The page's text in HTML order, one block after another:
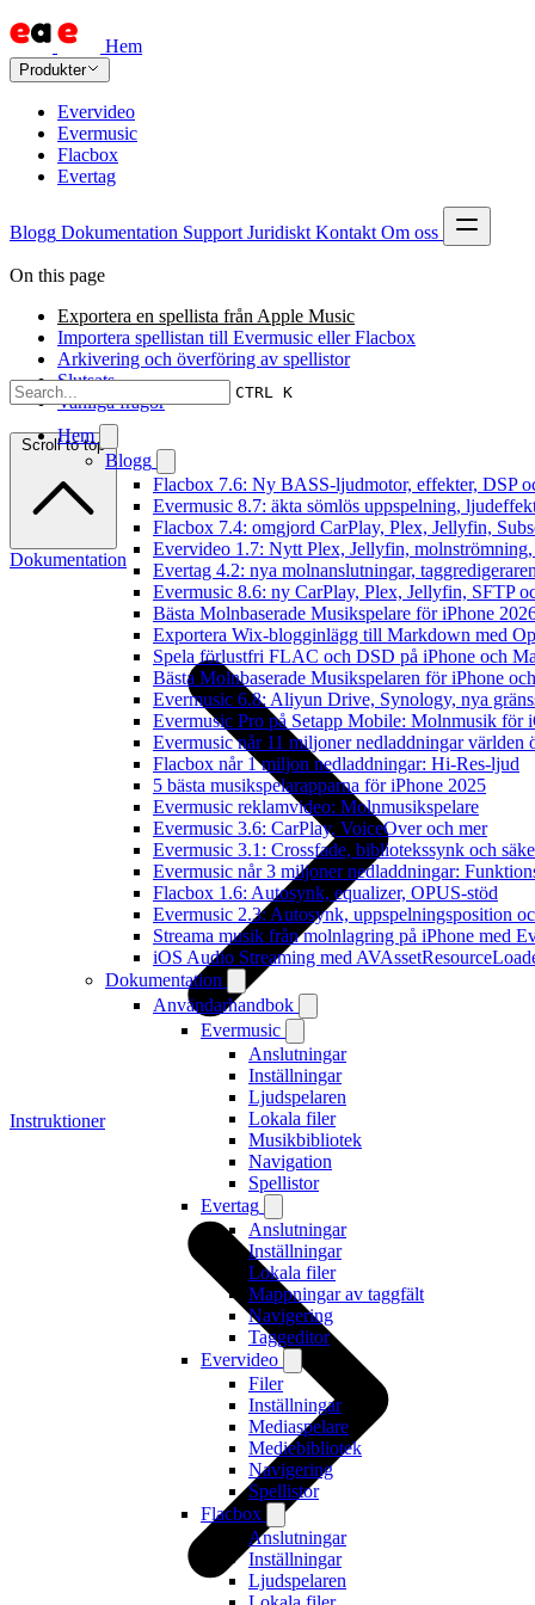
Hem
Produkter
Evervideo
Evermusic
Flacbox
Evertag
Blogg Dokumentation Support Juridiskt Kontakt Om oss
CTRL K
Hem
Blogg
Flacbox 7.6: Ny BASS-ljudmotor, effekter, DSP
Evermusic 8.7: äkta sömlös uppspelning,
Flacbox 7.4: omgjord CarPlay, Plex, Jellyfin,
Evervideo 1.7: Nytt Plex, Jellyfin, molnströmning,
Evertag 4.2: nya molnanslutningar,
Evermusic 8.6: ny CarPlay, Plex, Jellyfin, SFTP
Bästa Molnbaserade Musikspelare för iPhone
Exportera Wix-blogginlägg till Markdown med
Spela förlustfri FLAC och DSD på iPhone och
Bästa Molnbaserade Musikspelaren för iPhone
Evermusic 6.8: Aliyun Drive, Synology, nya
Evermusic Pro på Setapp Mobile: Molnmusik för
Evermusic når 11 miljoner nedladdningar världen
Flacbox når 1 miljon nedladdningar: Hi-Res-ljud
5 bästa musikspelarapparna för iPhone 2025
Evermusic reklamvideo: Molnmusikspelare
Evermusic 3.6: CarPlay, VoiceOver och mer
Evermusic 3.1: Crossfade, bibliotekssynk och
Evermusic når 3 miljoner nedladdningar:
Flacbox 1.6: Autosynk, equalizer, OPUS-stöd
Evermusic 2.3: Autosynk, uppspelningsposition
Streama musik från molnlagring på iPhone med
iOS Audio Streaming med
Dokumentation
Användarhandbok
Evermusic
Anslutningar
Inställningar
Ljudspelaren
Lokala filer
Musikbibliotek
Navigation
Spellistor
Evertag
Anslutningar
Inställningar
Lokala filer
Mappningar av taggfält
Navigering
Taggeditor
Evervideo
Filer
Inställningar
Mediaspelare
Mediebibliotek
Navigering
Spellistor
Flacbox
Anslutningar
Inställningar
Ljudspelaren
On this page
Exportera en spellista från Apple Music
Importera spellistan till Evermusic eller Flacbox
Arkivering och överföring av spellistor
Slutsats
Vanliga frågor
Scroll to top
Dokumentation
Instruktioner